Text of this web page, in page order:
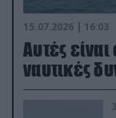
15.07.2026 | 16:03
Aυτές
ναυτικές